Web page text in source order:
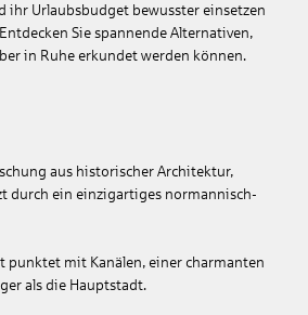
ihr Urlaubsbudget bewusster einsetzen
Sie spannende Alternativen,
in Ruhe erkundet werden können.
aus historischer Architektur,
durch ein einzigartiges normannisch-
punktet mit Kanälen, einer charmanten
als die Hauptstadt.